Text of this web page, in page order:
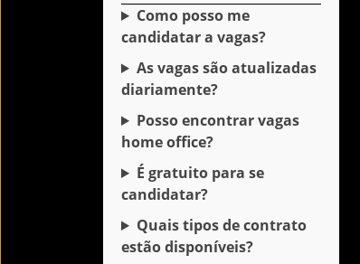
Como posso me
candidatar a vagas?
As vagas são atualizadas
diariamente?
Posso encontrar vagas
home office?
É gratuito para se
candidatar?
Quais tipos de contrato
estão disponíveis?